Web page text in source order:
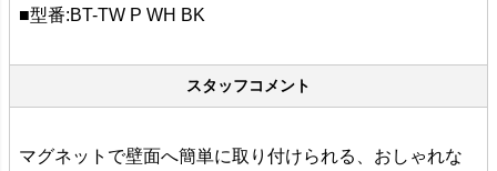
■型番:BT-TW P WH BK
スタッフコメント
マグネットで壁面へ簡単に取り付けられる、おしゃれな